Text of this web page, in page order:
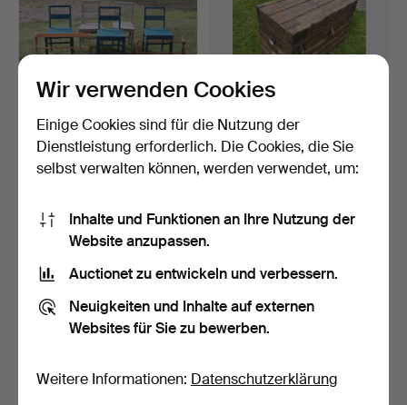
Ein Menge , REGALE, 7-
teilig.
Beendet 20. Aug 2023
AMERIKANISCHER
KOFFER, 19./20.
Jahrhundert.
Beendet 20. Aug 2023
Wir verwenden Cookies
Einige Cookies sind für die Nutzung der
Dienstleistung erforderlich. Die Cookies, die Sie
selbst verwalten können, werden verwendet, um:
Inhalte und Funktionen an Ihre Nutzung der
Website anzupassen.
Auctionet zu entwickeln und verbessern.
Neuigkeiten und Inhalte auf externen
Websites für Sie zu bewerben.
Weitere Informationen: Datenschutzerklärung